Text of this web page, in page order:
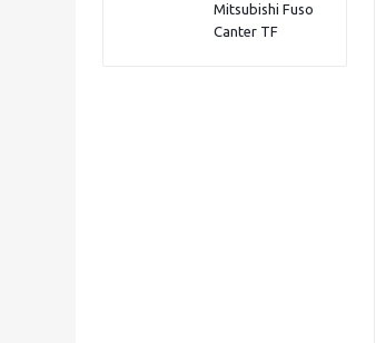
Mitsubishi Fuso
Canter TF